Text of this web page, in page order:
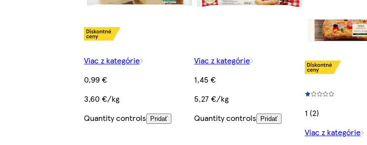
Viac z kategórie
0,99 €
3,60 €/kg
Quantity controls
Pridať
Viac z kategórie
1,45 €
5,27 €/kg
Quantity controls
Pridať
1 (2)
Viac z kategórie